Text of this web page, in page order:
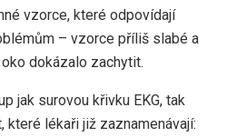
vzorce, které odpovídají
– vzorce příliš slabé a
dokázalo zachytit.
jak surovou křivku EKG, tak
které lékaři již zaznamenávají: